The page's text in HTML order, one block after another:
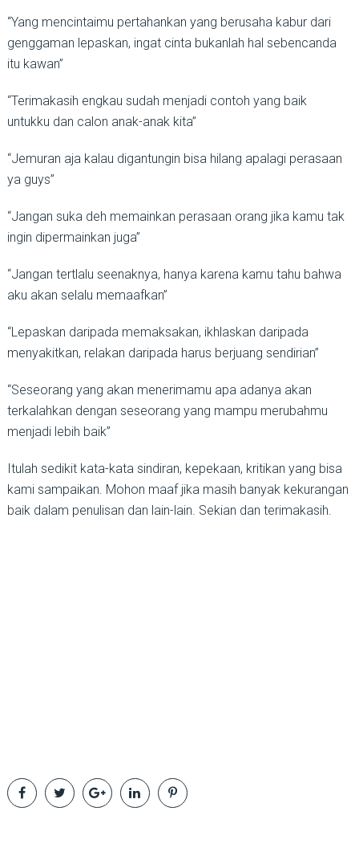
“Yang mencintaimu pertahankan yang berusaha kabur dari
genggaman lepaskan, ingat cinta bukanlah hal sebencanda
itu kawan”
“Terimakasih engkau sudah menjadi contoh yang baik
untukku dan calon anak-anak kita”
“Jemuran aja kalau digantungin bisa hilang apalagi perasaan
ya guys”
“Jangan suka deh memainkan perasaan orang jika kamu tak
ingin dipermainkan juga”
“Jangan tertlalu seenaknya, hanya karena kamu tahu bahwa
aku akan selalu memaafkan”
“Lepaskan daripada memaksakan, ikhlaskan daripada
menyakitkan, relakan daripada harus berjuang sendirian”
“Seseorang yang akan menerimamu apa adanya akan
terkalahkan dengan seseorang yang mampu merubahmu
menjadi lebih baik”
Itulah sedikit kata-kata sindiran, kepekaan, kritikan yang bisa
kami sampaikan. Mohon maaf jika masih banyak kekurangan
baik dalam penulisan dan lain-lain. Sekian dan terimakasih.